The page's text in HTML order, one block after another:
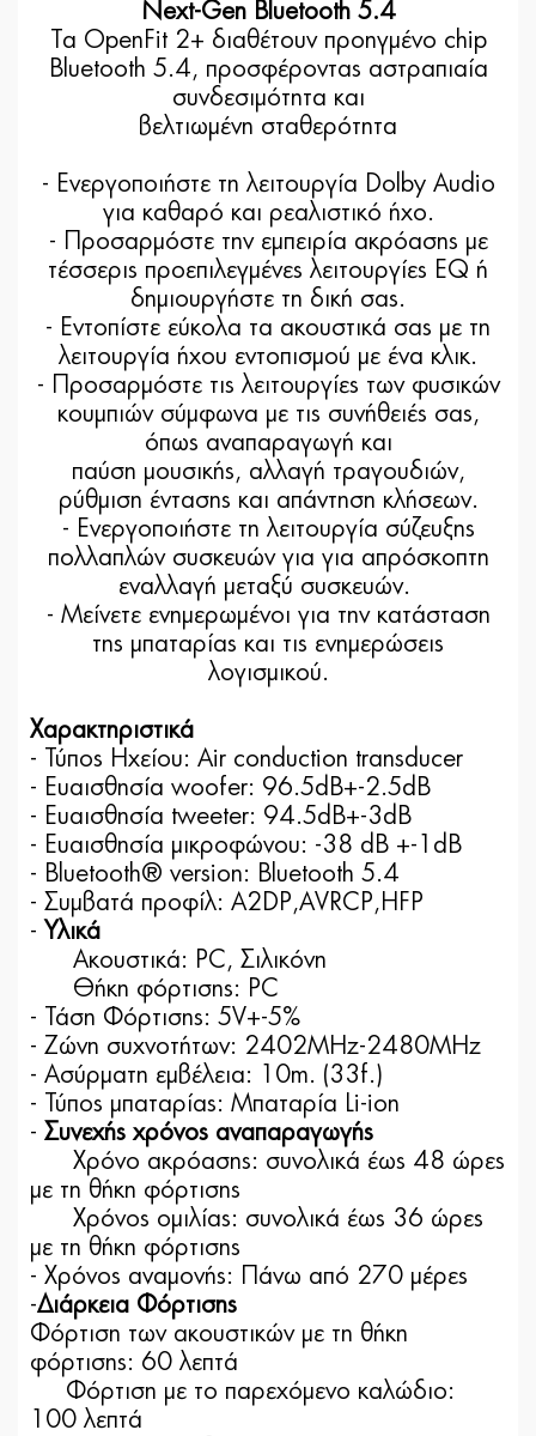
Next-Gen Bluetooth 5.4
Τα OpenFit 2+ διαθέτουν προηγμένο chip
Bluetooth 5.4, προσφέροντας αστραπιαία
συνδεσιμότητα και
βελτιωμένη σταθερότητα
- Ενεργοποιήστε τη λειτουργία Dolby Audio
για καθαρό και ρεαλιστικό ήχο.
- Προσαρμόστε την εμπειρία ακρόασης με
τέσσερις προεπιλεγμένες λειτουργίες EQ ή
δημιουργήστε τη δική σας.
- Εντοπίστε εύκολα τα ακουστικά σας με τη
λειτουργία ήχου εντοπισμού με ένα κλικ.
- Προσαρμόστε τις λειτουργίες των φυσικών
κουμπιών σύμφωνα με τις συνήθειές σας,
όπως αναπαραγωγή και
παύση μουσικής, αλλαγή τραγουδιών,
ρύθμιση έντασης και απάντηση κλήσεων.
- Ενεργοποιήστε τη λειτουργία σύζευξης
πολλαπλών συσκευών για για απρόσκοπτη
εναλλαγή μεταξύ συσκευών.
- Μείνετε ενημερωμένοι για την κατάσταση
της μπαταρίας και τις ενημερώσεις
λογισμικού.
Χαρακτηριστικά
- Τύπος Ηχείου: Air conduction transducer
- Ευαισθησία woofer: 96.5dB+-2.5dB
- Ευαισθησία tweeter: 94.5dB+-3dB
- Ευαισθησία μικροφώνου: -38 dB +-1dB
- Bluetooth® version: Bluetooth 5.4
- Συμβατά προφίλ: A2DP,AVRCP,HFP
- Υλικά
Ακουστικά: PC, Σιλικόνη
Θήκη φόρτισης: PC
- Τάση Φόρτισης: 5V+-5%
- Ζώνη συχνοτήτων: 2402MHz-2480MHz
- Ασύρματη εμβέλεια: 10m. (33f.)
- Τύπος μπαταρίας: Μπαταρία Li-ion
- Συνεχής χρόνος αναπαραγωγής
Χρόνο ακρόασης: συνολικά έως 48 ώρες
με τη θήκη φόρτισης
Χρόνος ομιλίας: συνολικά έως 36 ώρες
με τη θήκη φόρτισης
- Χρόνος αναμονής: Πάνω από 270 μέρες
-Διάρκεια Φόρτισης
Φόρτιση των ακουστικών με τη θήκη
φόρτισης: 60 λεπτά
Φόρτιση με το παρεχόμενο καλώδιο:
100 λεπτά